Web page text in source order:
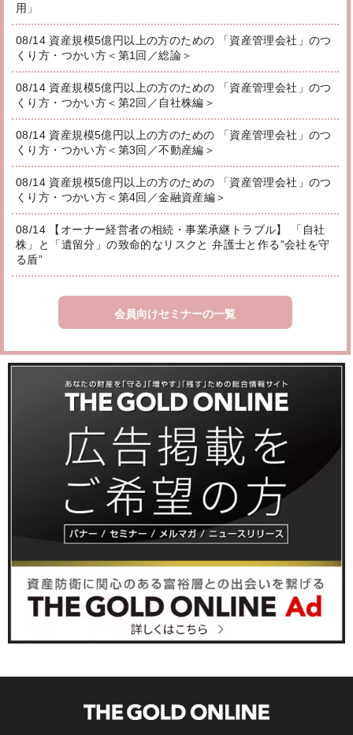
用」
08/14 資産規模5億円以上の方のための 「資産管理会社」のつ
くり方・つかい方＜第1回／総論＞
08/14 資産規模5億円以上の方のための 「資産管理会社」のつ
くり方・つかい方＜第2回／自社株編＞
08/14 資産規模5億円以上の方のための 「資産管理会社」のつ
くり方・つかい方＜第3回／不動産編＞
08/14 資産規模5億円以上の方のための 「資産管理会社」のつ
くり方・つかい方＜第4回／金融資産編＞
08/14 【オーナー経営者の相続・事業承継トラブル】 「自社
株」と「遺留分」の致命的なリスクと 弁護士と作る”会社を守
る盾”
会員向けセミナーの一覧